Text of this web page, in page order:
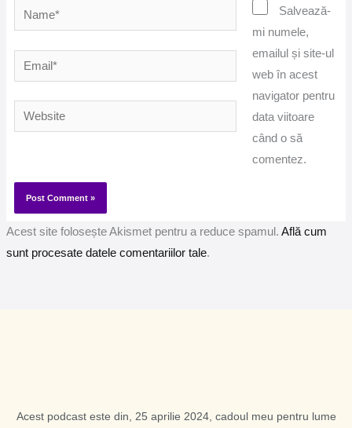
Name*
Email*
Website
Salvează-
mi numele,
emailul și site-ul
web în acest
navigator pentru
data viitoare
când o să
comentez.
Acest site folosește Akismet pentru a reduce spamul. Află cum
sunt procesate datele comentariilor tale.
Acest podcast este din, 25 aprilie 2024, cadoul meu pentru lume